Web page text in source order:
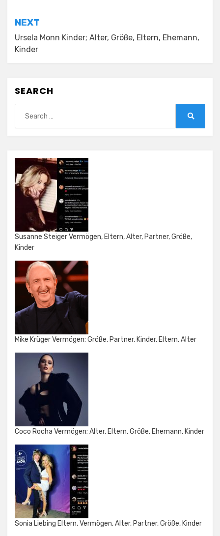
NEXT
Ursela Monn Kinder; Alter, Größe, Eltern, Ehemann,
Kinder
SEARCH
for:
Susanne Steiger Vermögen, Eltern, Alter, Partner, Größe,
Kinder
Mike Krüger Vermögen: Größe, Partner, Kinder, Eltern, Alter
Coco Rocha Vermögen; Alter, Eltern, Größe, Ehemann, Kinder
Sonia Liebing Eltern, Vermögen, Alter, Partner, Größe, Kinder